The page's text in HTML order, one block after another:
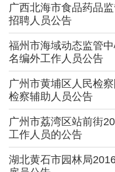
广西北海市食品药品
招聘人员公告
福州市海域动态监管
名编外工作人员公告
广州市黄埔区人民检
检察辅助人员公告
广州市荔湾区站前街
工作人员的公告
湖北黄石市园林局